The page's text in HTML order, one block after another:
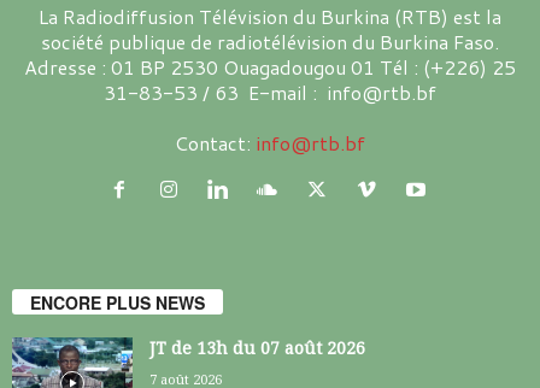
La Radiodiffusion Télévision du Burkina (RTB) est la
société publique de radiotélévision du Burkina Faso.
Adresse : 01 BP 2530 Ouagadougou 01 Tél : (+226) 25
31-83-53 / 63 E-mail : info@rtb.bf
Contact: info@rtb.bf
ENCORE PLUS NEWS
JT de 13h du 07 août 2026
7 août 2026